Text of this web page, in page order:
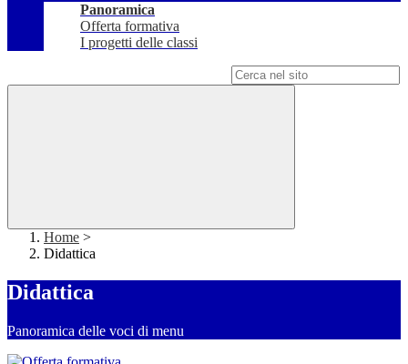
Panoramica
Offerta formativa
I progetti delle classi
Home >
Didattica
Didattica
Panoramica delle voci di menu